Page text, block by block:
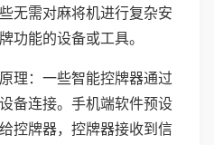
无需对麻将机进行复杂安
功能的设备或工具。
理：一些智能控牌器通过
备连接。手机端软件预设
控牌器，控牌器接收到信